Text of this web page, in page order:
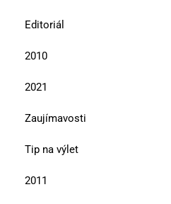
Editoriál
2010
2021
Zaujímavosti
Tip na výlet
2011